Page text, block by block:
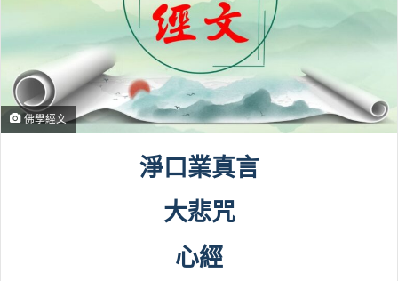
佛學經文
淨口業真言
大悲咒
心經